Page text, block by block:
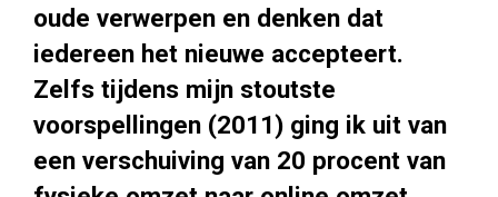
oude verwerpen en denken dat
iedereen het nieuwe accepteert.
Zelfs tijdens mijn stoutste
voorspellingen (2011) ging ik uit van
een verschuiving van 20 procent van